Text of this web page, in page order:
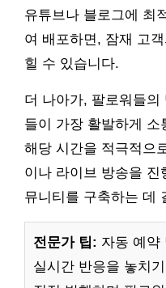
유튜브나 블로그에 최
여 배포하면, 잠재 고
힐 수 있습니다.
더 나아가, 팔로워들의
들이 가장 활발하게 소
해당 시간을 적극적으
이나 라이브 방송을 진
뮤니티를 구축하는 데
전문가 팁: 자동 예약
실시간 반응을 놓치